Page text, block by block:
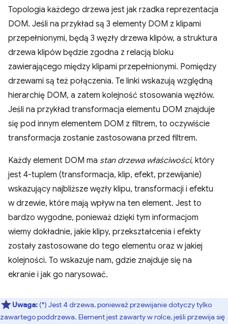
Topologia każdego drzewa jest jak rzadka reprezentacja
DOM. Jeśli na przykład są 3 elementy DOM z klipami
przepełnionymi, będą 3 węzły drzewa klipów, a struktura
drzewa klipów będzie zgodna z relacją bloku
zawierającego między klipami przepełnionymi. Pomiędzy
drzewami są też połączenia. Te linki wskazują względną
hierarchię DOM, a zatem kolejność stosowania węzłów.
Jeśli na przykład transformacja elementu DOM znajduje
się pod innym elementem DOM z filtrem, to oczywiście
transformacja zostanie zastosowana przed filtrem.
Każdy element DOM ma stan drzewa właściwości, który
jest 4-tuplem (transformacja, klip, efekt, przewijanie)
wskazujący najbliższe węzły klipu, transformacji i efektu
w drzewie, które mają wpływ na ten element. Jest to
bardzo wygodne, ponieważ dzięki tym informacjom
wiemy dokładnie, jakie klipy, przekształcenia i efekty
zostały zastosowane do tego elementu oraz w jakiej
kolejności. To wskazuje nam, gdzie znajduje się na
ekranie i jak go narysować.
Uwaga:(*) Jest 4 drzewa, ponieważ przewijanie dotyczy tylko
zawartego poddrzewa. Element jest zawarty w rolce, jeśli przewija się